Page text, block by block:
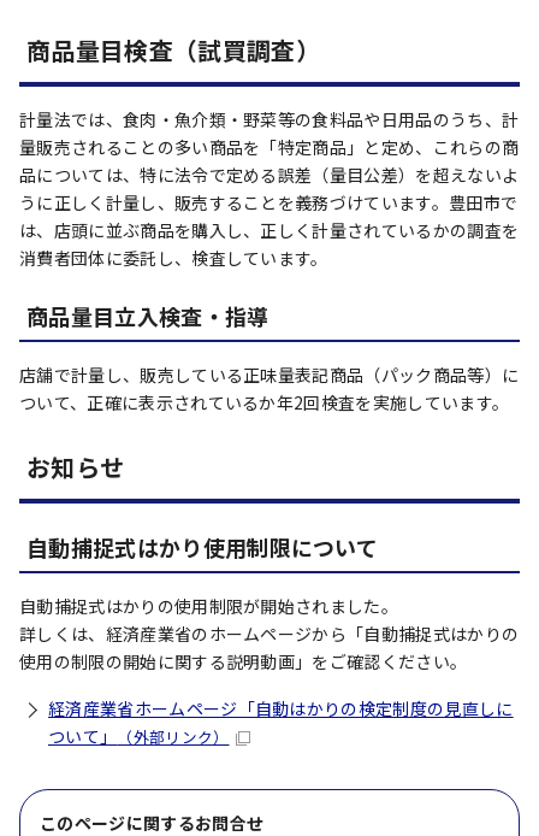
商品量目検査（試買調査）
計量法では、食肉・魚介類・野菜等の食料品や日用品のうち、計
量販売されることの多い商品を「特定商品」と定め、これらの商
品については、特に法令で定める誤差（量目公差）を超えないよ
うに正しく計量し、販売することを義務づけています。豊田市で
は、店頭に並ぶ商品を購入し、正しく計量されているかの調査を
消費者団体に委託し、検査しています。
商品量目立入検査・指導
店舗で計量し、販売している正味量表記商品（パック商品等）に
ついて、正確に表示されているか年2回検査を実施しています。
お知らせ
自動捕捉式はかり使用制限について
自動捕捉式はかりの使用制限が開始されました。
詳しくは、経済産業省のホームページから「自動捕捉式はかりの
使用の制限の開始に関する説明動画」をご確認ください。
経済産業省ホームページ「自動はかりの検定制度の見直しに
ついて」
（外部リンク）
このページに関するお問合せ